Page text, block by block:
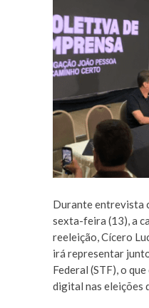
Durante entrevista
sexta-feira (13), a
reeleição, Cícero
irá representar
Federal (STF), o
digital nas eleições